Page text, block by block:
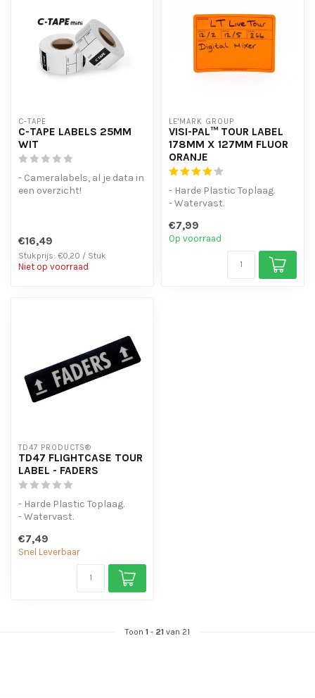
C-TAPE
C-TAPE LABELS 25MM
WIT
- Cameralabels, al je data in
een overzicht!
€16,49
Stukprijs: €0,20 / Stuk
Niet op voorraad
LE'MARK GROUP
VISI-PAL™ TOUR LABEL
178MM X 127MM FLUOR
ORANJE
- Harde Plastic Toplaag.
- Watervast.
- Fluor kleur om extr...
€7,99
Op voorraad
TD47 PRODUCTS®
TD47 FLIGHTCASE TOUR
LABEL - FADERS
- Harde Plastic Toplaag.
- Watervast.
€7,49
Snel Leverbaar
Toon 1 - 21 van 21